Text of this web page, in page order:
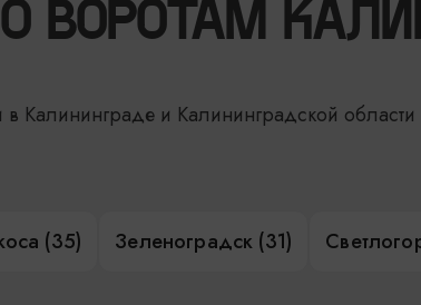
ВОРОТАМ
в Калининграде и Калининградской области
(35) Зеленоградск (31)